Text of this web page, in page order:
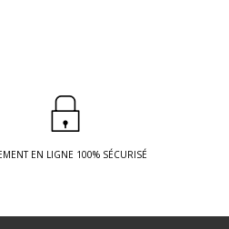
EN LIGNE 100% SÉCURISÉ